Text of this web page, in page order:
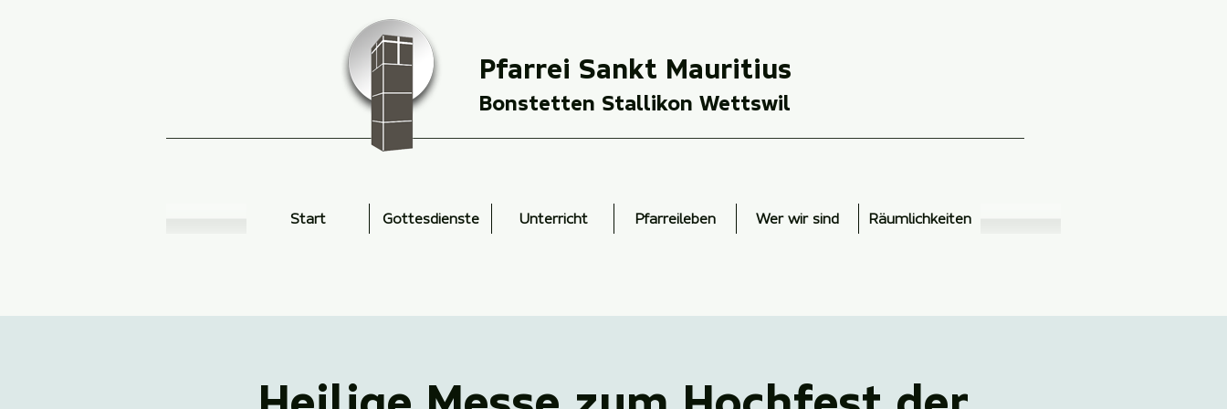
Pfarrei Sankt Mauritius
Bonstetten Stallikon Wettswil
Start Gottesdienste Unterricht Pfarreileben Wer wir sind Räumlichkeiten